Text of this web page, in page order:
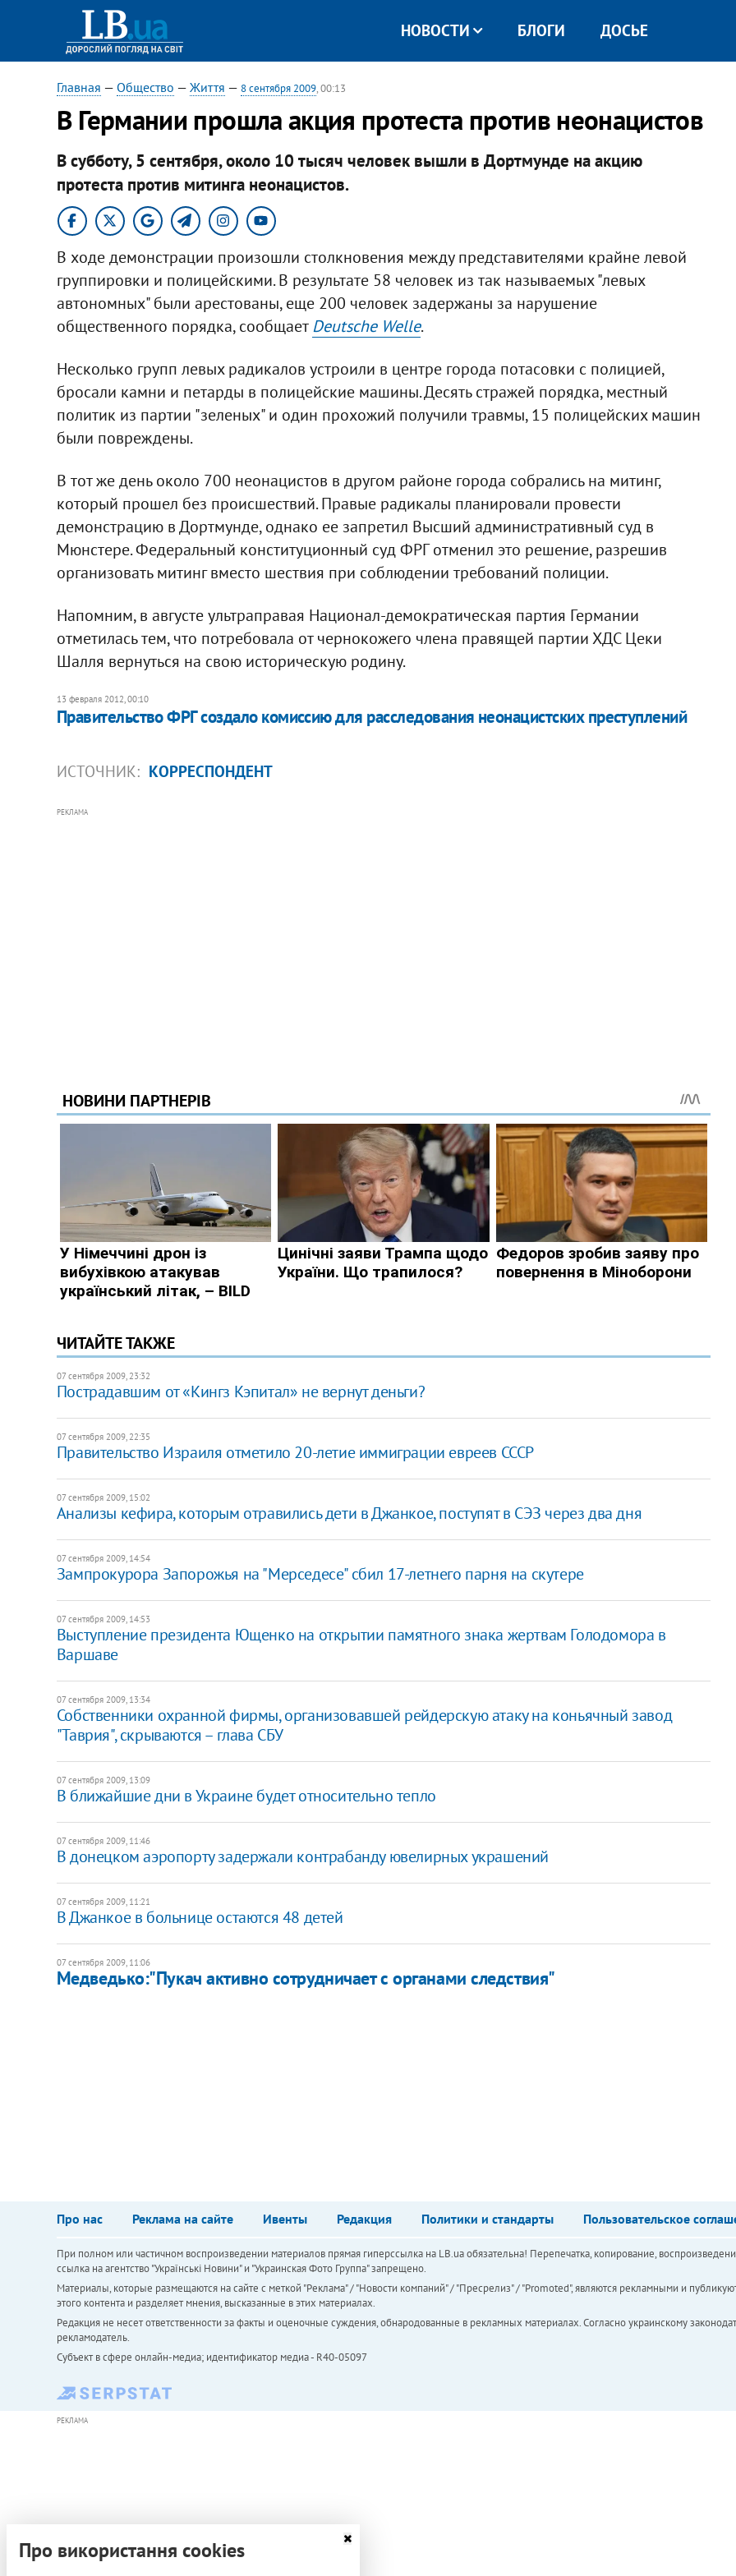
НОВОСТИ БЛОГИ ДОСЬЕ
Главная — Общество — Життя — 8 сентября 2009, 00:13
В Германии прошла акция протеста против неонацистов
В субботу, 5 сентября, около 10 тысяч человек вышли в Дортмунде на акцию
протеста против митинга неонацистов.
В ходе демонстрации произошли столкновения между представителями крайне левой
группировки и полицейскими. В результате 58 человек из так называемых "левых
автономных" были арестованы, еще 200 человек задержаны за нарушение
общественного порядка, сообщаетDeutsche Welle.
Несколько групп левых радикалов устроили в центре города потасовки с полицией,
бросали камни и петарды в полицейские машины. Десять стражей порядка, местный
политик из партии "зеленых" и один прохожий получили травмы, 15 полицейских машин
были повреждены.
В тот же день около 700 неонацистов в другом районе города собрались на митинг,
который прошел без происшествий. Правые радикалы планировали провести
демонстрацию в Дортмунде, однако ее запретил Высший административный суд в
Мюнстере. Федеральный конституционный суд ФРГ отменил это решение, разрешив
организовать митинг вместо шествия при соблюдении требований полиции.
Напомним, в августе ультраправая Национал-демократическая партия Германии
отметилась тем, что потребовала от чернокожего члена правящей партии ХДС Цеки
Шалля вернуться на свою историческую родину.
13 февраля 2012, 00:10
Правительство ФРГ создало комиссию для расследования неонацистских преступлений
ИСТОЧНИК: КОРРЕСПОНДЕНТ
РЕКЛАМА
ЧИТАЙТЕ ТАКЖЕ
07 сентября 2009, 23:32
Пострадавшим от «Кингз Кэпитал» не вернут деньги?
07 сентября 2009, 22:35
Правительство Израиля отметило 20-летие иммиграции евреев СССР
07 сентября 2009, 15:02
Анализы кефира, которым отравились дети в Джанкое, поступят в СЭЗ через два дня
07 сентября 2009, 14:54
Зампрокурора Запорожья на "Мерседесе" сбил 17-летнего парня на скутере
07 сентября 2009, 14:53
Выступление президента Ющенко на открытии памятного знака жертвам Голодомора в
Варшаве
07 сентября 2009, 13:34
Собственники охранной фирмы, организовавшей рейдерскую атаку на коньячный завод
"Таврия", скрываются – глава СБУ
07 сентября 2009, 13:09
В ближайшие дни в Украине будет относительно тепло
07 сентября 2009, 11:46
В донецком аэропорту задержали контрабанду ювелирных украшений
07 сентября 2009, 11:21
В Джанкое в больнице остаются 48 детей
07 сентября 2009, 11:06
Медведько:"Пукач активно сотрудничает с органами следствия"
Про нас Реклама на сайте Ивенты Редакция Политики и стандарты Пользовательское
При полном или частичном воспроизведении материалов прямая гиперссылка на LB.ua обязательна! Перепечатка, копирование,
ссылка на агентство "Українськi Новини" и "Украинская Фото Группа" запрещено.
Материалы, которые размещаются на сайте с меткой "Реклама" / "Новости компаний" / "Пресрелиз" / "Promoted", являются рекламными и
этого контента и разделяет мнения, высказанные в этих материалах.
Редакция не несет ответственности за факты и оценочные суждения, обнародованные в рекламных материалах. Согласно украинскому
рекламодатель.
Субъект в сфере онлайн-медиа; идентификатор медиа - R40-05097
РЕКЛАМА
Про використання cookies